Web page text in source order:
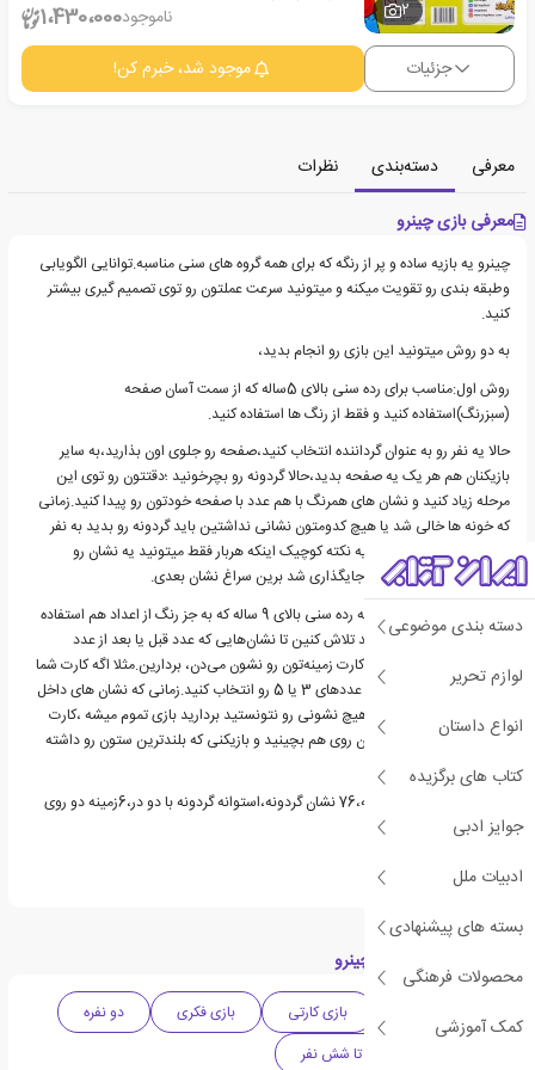
دسته بندی موضوعی
لوازم تحریر
انواع داستان
کتاب های برگزیده
جوایز ادبی
ادبیات ملل
بسته های پیشنهادی
محصولات فرهنگی
کمک آموزشی
2
ناموجود1،430،000
جزئیات موجود شد، خبرم کن!
معرفی دسته‌بندی
نظرات
معرفی بازی چینرو
چینرو یه بازیه ساده و پر از رنگه که برای همه گروه های سنی مناسبه.توانایی الگویابی
وطبقه بندی رو تقویت میکنه و میتونید سرعت عملتون رو توی تصمیم گیری بیشتر
کنید.
به دو روش میتونید این بازی رو انجام بدید،
روش اول:مناسب برای رده سنی بالای 5ساله که از سمت آسان صفحه
(سبزرنگ)استفاده کنید و فقط از رنگ ها استفاده کنید.
حالا یه نفر رو به عنوان گرداننده انتخاب کنید،صفحه رو جلوی اون بذارید،به سایر
بازیکنان هم هر یک یه صفحه بدید،حالا گردونه رو بچرخونید ؛دقتتون رو توی این
مرحله زیاد کنید و نشان های همرنگ با هم عدد با صفحه خودتون رو پیدا کنید.زمانی
که خونه ها خالی شد یا هیچ کدومتون نشانی نداشتین باید گردونه رو بدید به نفر
بعدی و دوباره بچرخونید.یه نکته کوچیک اینکه هربار فقط میتونید یه نشان رو
بردارید،بعد از اینکه نشان جایگذاری شد برین سراغ نشان بعدی.
سمت بنفش صفحه مناسبه رده سنی بالای 9 ساله که به جز رنگ از اعداد هم استفاده
میشه، توی این مرحله باید تلاش کنین تا نشان‌هایی که عدد قبل یا بعد از عدد
مشخص شده روی خانه‌ی کارت زمینه‌تون رو نشون می‌دن، بردارین.مثلا اگه کارت شما
عدد 4 رو نشون میده باید عددهای 3 یا 5 رو انتخاب کنید.زمانی که نشان های داخل
استوانه تموم شد و دیگه هیچ نشونی رو نتونستید بردارید بازی تموم میشه ،کارت
های نشانتون رو مثل ستون روی هم بچینید و بازیکنی که بلندترین ستون رو داشته
باشه برنده میشه.
محتویات : زمینه ی گردونه،76 نشان گردونه،استوانه گردونه با دو در،6زمینه دو روی
بازی،1عدد بروشور.
دسته بندی های بازی چینرو
بازی کارتی بازی فکری
دو نفره
تا شش نفر